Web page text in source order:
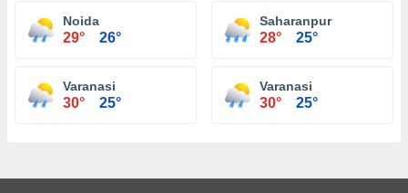
Noida
29° 26°
Saharanpur
28° 25°
Varanasi
30° 25°
Varanasi
30° 25°